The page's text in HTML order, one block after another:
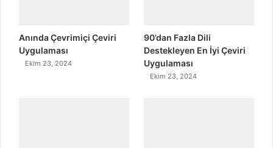
Anında Çevrimiçi Çeviri
Uygulaması
Ekim 23, 2024
90’dan Fazla Dili
Destekleyen En İyi Çeviri
Uygulaması
Ekim 23, 2024